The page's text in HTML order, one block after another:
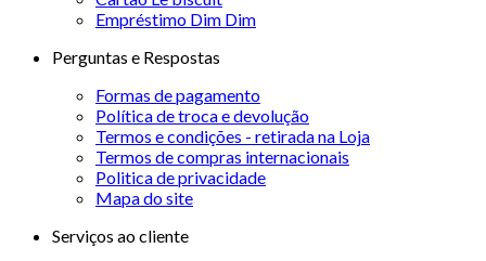
Empréstimo Dim Dim
Perguntas e Respostas
Formas de pagamento
Política de troca e devolução
Termos e condições - retirada na Loja
Termos de compras internacionais
Politica de privacidade
Mapa do site
Serviços ao cliente